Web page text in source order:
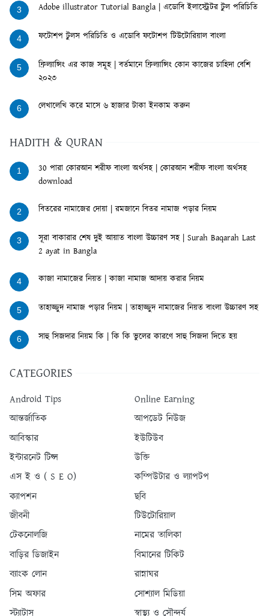
3 Adobe illustrator Tutorial Bangla | এডোবি ইলাস্ট্রেটর টুল পরিচিতি
4 ফটোশপ টুলস পরিচিতি ও এডোবি ফটোশপ টিউটোরিয়াল বাংলা
5
ফ্রিল্যান্সিং এর কাজ সমূহ | বর্তমানে ফ্রিল্যান্সিং কোন কাজের চাহিদা বেশি
২০২৩
6 লেখালেখি করে মাসে ৬ হাজার টাকা ইনকাম করুন
HADITH & QURAN
1
30 পারা কোরআন শরীফ বাংলা অর্থসহ | কোরআন শরীফ বাংলা অর্থসহ
download
2 বিতরের নামাজের দোয়া | রমজানে বিতর নামাজ পড়ার নিয়ম
3
সূরা বাকারার শেষ দুই আয়াত বাংলা উচ্চারণ সহ | Surah Baqarah Last
2 ayat in Bangla
4 কাজা নামাজের নিয়ত | কাজা নামাজ আদায় করার নিয়ম
5 তাহাজ্জুদ নামাজ পড়ার নিয়ম | তাহাজ্জুদ নামাজের নিয়ত বাংলা উচ্চারণ সহ
6 সাহু সিজদার নিয়ম কি | কি কি ভুলের কারণে সাহু সিজদা দিতে হয়
CATEGORIES
Android Tips
Online Earning
আন্তর্জাতিক
আপডেট নিউজ
আবিস্কার
ইউটিউব
ইন্টারনেট টিপ্স
উক্তি
এস ই ও ( S E O)
কম্পিউটার ও ল্যাপটপ
ক্যাপশন
ছবি
জীবনী
টিউটোরিয়াল
টেকনোলজি
নামের তালিকা
বাড়ির ডিজাইন
বিমানের টিকিট
ব্যাংক লোন
রান্নাঘর
সিম অফার
সোশ্যাল মিডিয়া